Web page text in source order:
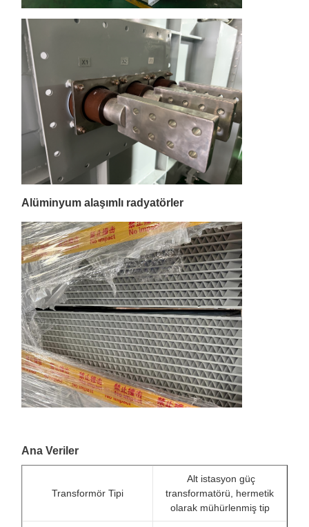
Alüminyum alaşımlı radyatörler
Ana Veriler
Transformör Tipi
Alt istasyon güç
transformatörü, hermetik
olarak mühürlenmiş tip